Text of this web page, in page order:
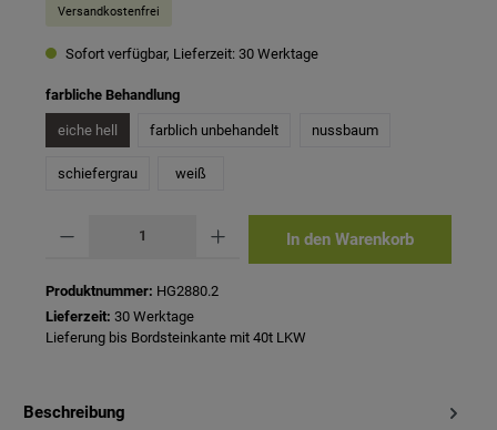
Versandkostenfrei
Sofort verfügbar, Lieferzeit: 30 Werktage
farbliche Behandlungauswählen
eiche hell farblich unbehandelt nussbaum
schiefergrau weiß
In den Warenkorb
Produktnummer: HG2880.2
Lieferzeit: 30 Werktage
Lieferung bis Bordsteinkante mit 40t LKW
Beschreibung